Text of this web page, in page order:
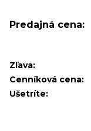
Predajná cena:
Zľava:
Cenníková cena:
Ušetríte: